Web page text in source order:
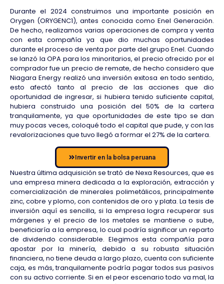
Durante el 2024 construimos una importante posición en
Orygen (ORYGENC1), antes conocida como Enel Generación.
De hecho, realizamos varias operaciones de compra y venta
con esta compañía ya que dio muchas oportunidades
durante el proceso de venta por parte del grupo Enel. Cuando
se lanzó la OPA para los minoritarios, el precio ofrecido por el
comprador fue un precio de remate, de hecho considero que
Niagara Energy realizó una inversión exitosa en todo sentido,
esto afectó tanto al precio de las acciones que dio
oportunidad de ingresar, si hubiera tenido suficiente capital,
hubiera construido una posición del 50% de la cartera
tranquilamente, ya que oportunidades de este tipo se dan
muy pocas veces, coloqué todo el capital que pude, y con las
revalorizaciones que tuvo llegó a formar el 27% de la cartera.
Invertir en la bolsa peruana
Nuestra última adquisición se trató de Nexa Resources, que es
una empresa minera dedicada a la exploración, extracción y
comercialización de minerales polimetálicos, principalmente
zinc, cobre y plomo, con contenidos de oro y plata. La tesis de
inversión aquí es sencilla, si la empresa logra recuperar sus
márgenes y el precio de los metales se mantiene o sube,
beneficiaría a la empresa, lo cual podría significar un reparto
de dividendo considerable. Elegimos esta compañía para
apostar por la minería, debido a su robusta situación
financiera, no tiene deuda a largo plazo, cuenta con suficiente
caja, es más, tranquilamente podría pagar todos sus pasivos
con su activo corriente. Si en el peor escenario todo va mal, la